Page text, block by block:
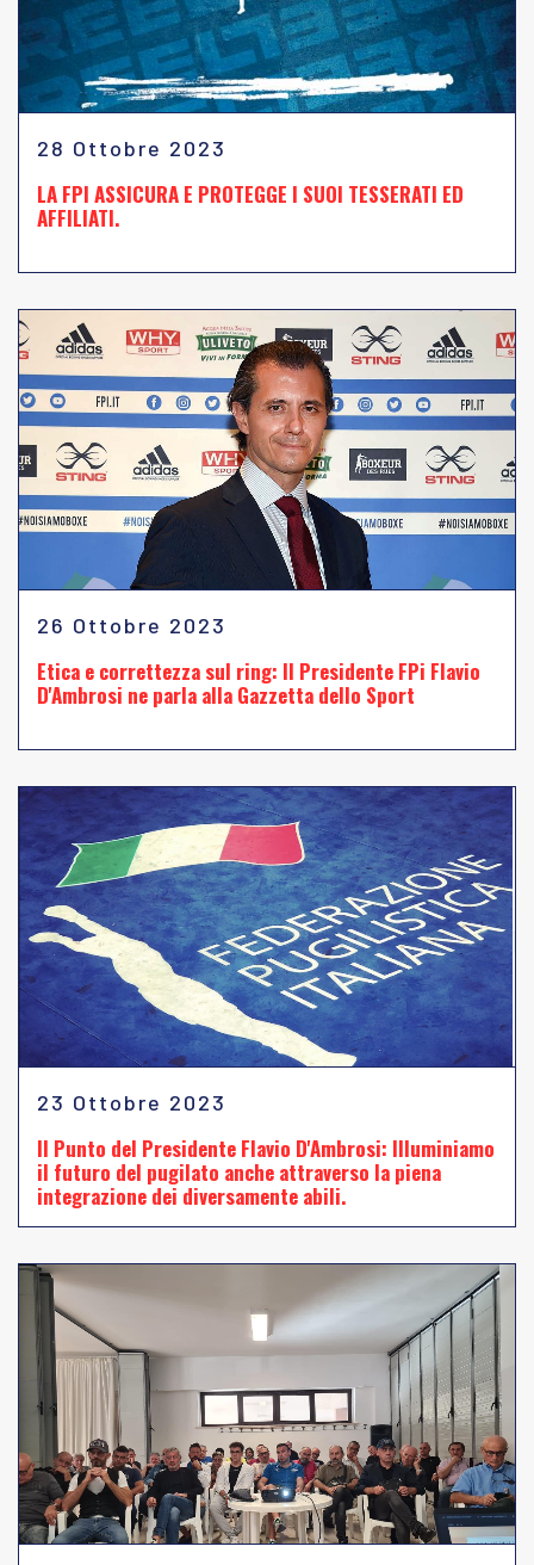
28 Ottobre 2023
LA FPI ASSICURA E PROTEGGE I SUOI TESSERATI ED
AFFILIATI.
26 Ottobre 2023
Etica e correttezza sul ring: Il Presidente FPi Flavio
D'Ambrosi ne parla alla Gazzetta dello Sport
23 Ottobre 2023
Il Punto del Presidente Flavio D'Ambrosi: Illuminiamo
il futuro del pugilato anche attraverso la piena
integrazione dei diversamente abili.